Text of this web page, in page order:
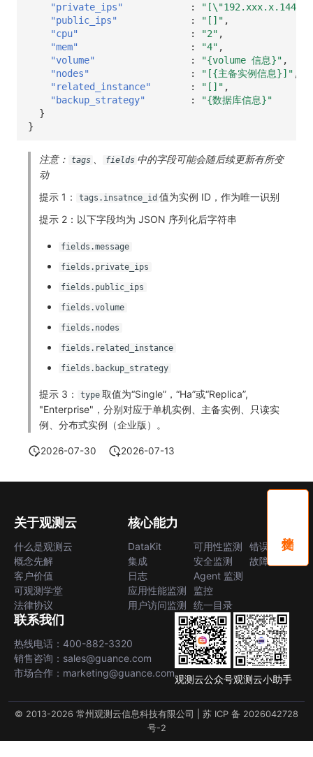
"private_ips"
:
"public_ips"
: "[]" ,
"cpu"
: "2" ,
"mem"
: "4" ,
"volume"
: "{volume 信息}" ,
"nodes"
: "[{主备实例信息}]" ,
"related_instance"
: "[]" ,
"backup_strategy"
:
"{数据库信息}"
}
}
注意： tags fields 中的字段可能会随后续更新有所变
动
提示 1：
tags.insatnce_id 值为实例 ID，作为唯一识别
提示 2：以下字段均为 JSON 序列化后字符串
fields.message
fields.private_ips
fields.public_ips
fields.volume
fields.nodes
fields.related_instance
fields.backup_strategy
提示 3： type 取值为“Single”，“Ha”或“Replica”,
"Enterprise"，分别对应于单机实例、主备实例、只读实
例、分布式实例（企业版）。
2026-07-30 2026-07-13
关于观测云
什么是观测云
概念先解
客户价值
可观测学堂
法律协议
核心能力
DataKit
集成
日志
应用性能监测
用户访问监测
可用性监测
安全监测
Agent 监测
监控
统一目录
错误中心
故障中心
联系我们
热线电话：400-882-3320
销售咨询：sales@guance.com
市场合作：marketing@guance.com
观测云公众号观测云小助手
© 2013-2026 常州观测云信息科技有限公司 | 苏 ICP 备 2026042728
号-2